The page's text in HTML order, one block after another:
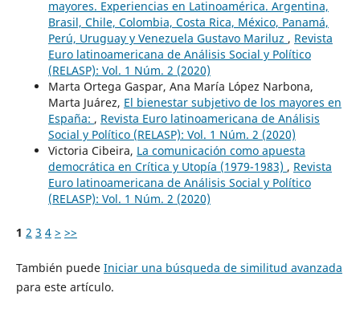
mayores. Experiencias en Latinoamérica. Argentina,
Brasil, Chile, Colombia, Costa Rica, México, Panamá,
Perú, Uruguay y Venezuela Gustavo Mariluz , Revista
Euro latinoamericana de Análisis Social y Político
(RELASP): Vol. 1 Núm. 2 (2020)
Marta Ortega Gaspar, Ana María López Narbona,
Marta Juárez, El bienestar subjetivo de los mayores en
España: , Revista Euro latinoamericana de Análisis
Social y Político (RELASP): Vol. 1 Núm. 2 (2020)
Victoria Cibeira, La comunicación como apuesta
democrática en Crítica y Utopía (1979-1983) , Revista
Euro latinoamericana de Análisis Social y Político
(RELASP): Vol. 1 Núm. 2 (2020)
1 2 3 4 > >>
También puede Iniciar una búsqueda de similitud avanzada
para este artículo.